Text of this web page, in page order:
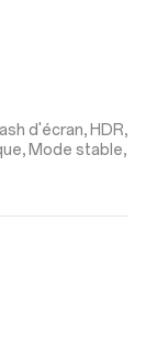
d'écran, HDR,
Mode stable,